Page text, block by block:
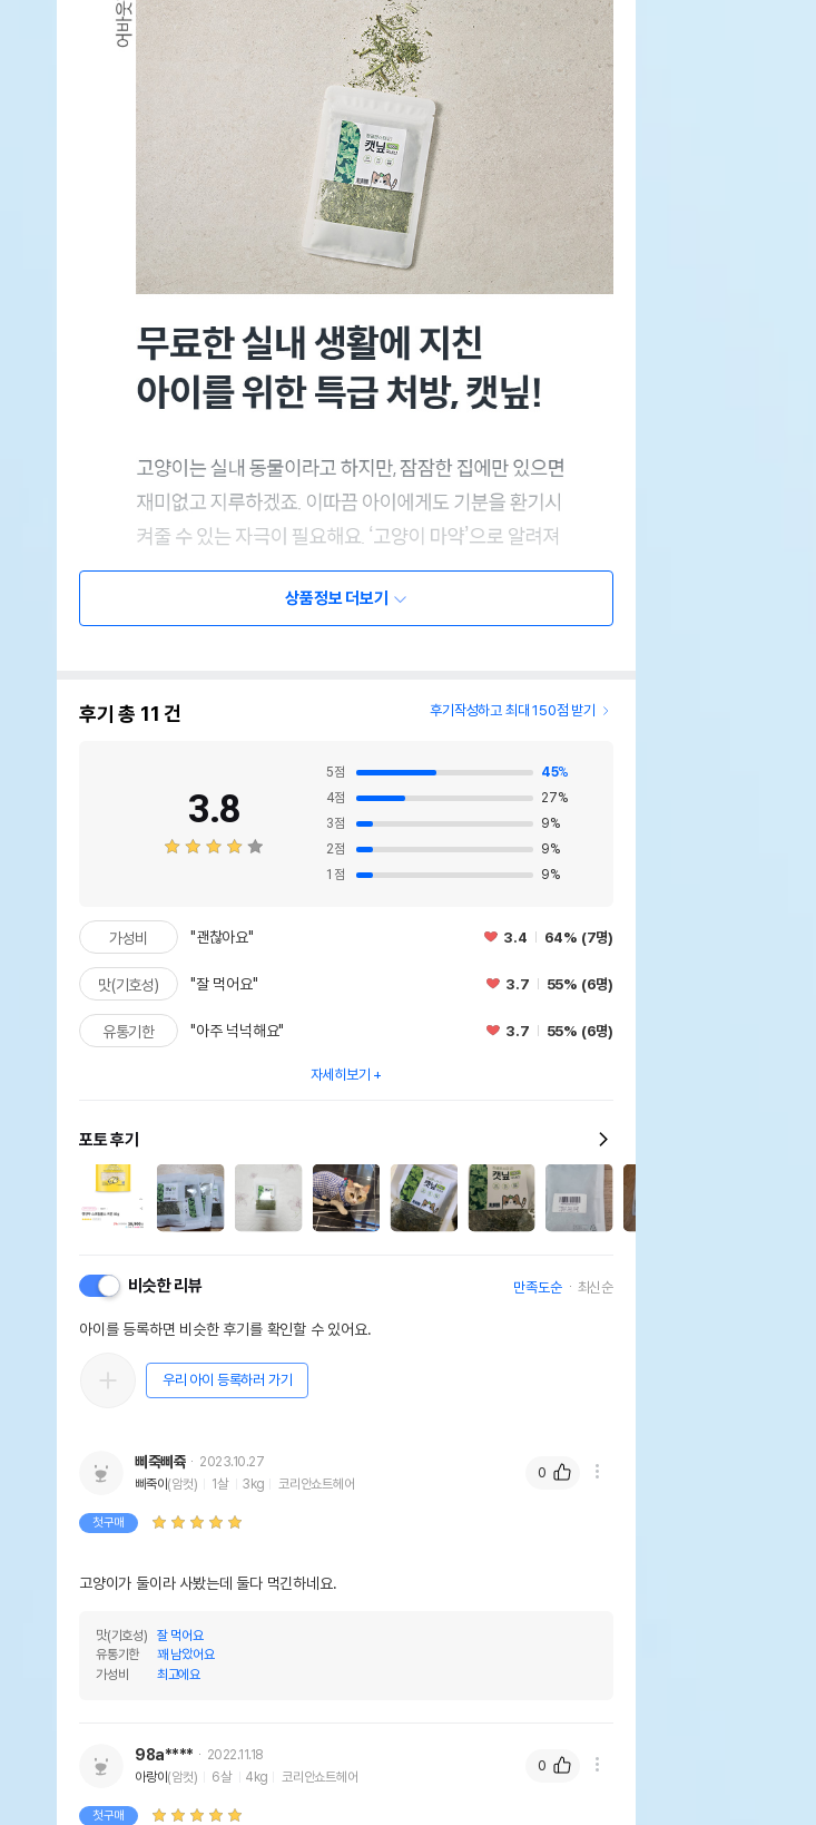
상품정보 더보기
후기 총 11 건 후기작성하고 최대 150점 받기
3.8
5점 45%
4점 27%
3점 9%
2점 9%
1 점 9%
가성비 "괜찮아요" 3.4 64% (7명)
맛(기호성) "잘 먹어요" 3.7 55% (6명)
유통기한 "아주 넉넉해요" 3.7 55% (6명)
자세히보기
포토 후기
비슷한 리뷰 만족도순 최신순
아이를 등록하면 비슷한 후기를 확인할 수 있어요.
우리 아이 등록하러 가기
삐죽삐쥭
2023.10.27
삐죽이(암컷) 1살 3kg 코리안쇼트헤어
첫구매
고양이가 둘이라 사봤는데 둘다 먹긴하네요.
맛(기호성)
잘 먹어요
유통기한
꽤 남았어요
가성비
최고에요
0
98a****
2022.11.18
아랑이(암컷) 6살 4kg 코리안쇼트헤어
첫구매
0